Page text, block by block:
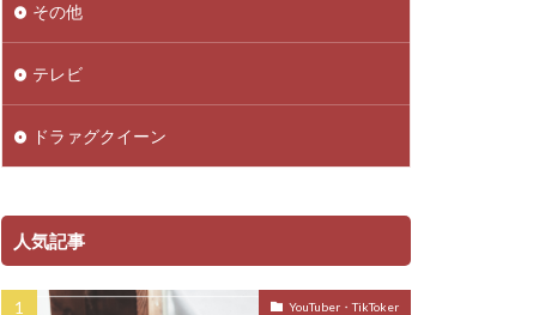
その他
テレビ
ドラァグクイーン
人気記事
YouTuber・TikToker